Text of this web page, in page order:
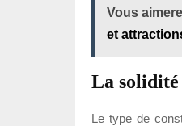
Vous
et
La
Le type de